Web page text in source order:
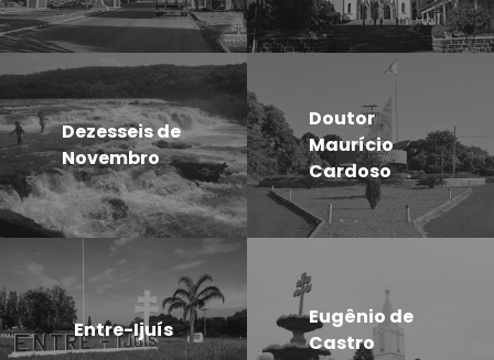
Dezesseis de
Novembro
Doutor
Maurício
Cardoso
Entre-Ijuís
Eugênio de
Castro